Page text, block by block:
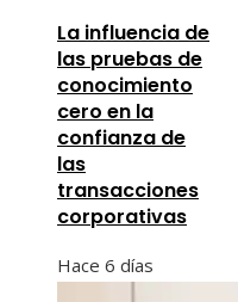
La influencia de
las pruebas de
conocimiento
cero en la
confianza de
las
transacciones
corporativas
Hace 6 días